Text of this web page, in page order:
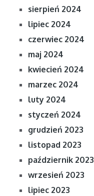
sierpień 2024
lipiec 2024
czerwiec 2024
maj 2024
kwiecień 2024
marzec 2024
luty 2024
styczeń 2024
grudzień 2023
listopad 2023
październik 2023
wrzesień 2023
lipiec 2023